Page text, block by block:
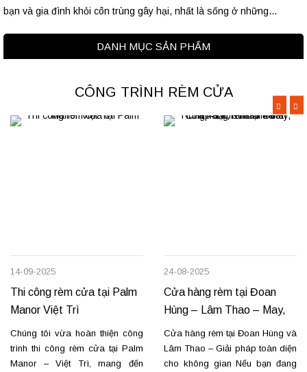
bạn và gia đình khỏi côn trùng gây hại, nhất là sống ở những...
DANH MỤC SẢN PHẨM
CÔNG TRÌNH RÈM CỬA
14-09-2025
Thi công rèm cửa tại Palm
Manor Việt Trì
Chúng tôi vừa hoàn thiện công
trình thi công rèm cửa tại Palm
Manor – Việt Trì, mang đến
24-08-2025
Cửa hàng rèm tại Đoan
Hùng – Lâm Thao – May,
lắp đặt, sửa chữa
Cửa hàng rèm tại Đoan Hùng và
Lâm Thao – Giải pháp toàn diện
cho không gian Nếu bạn đang